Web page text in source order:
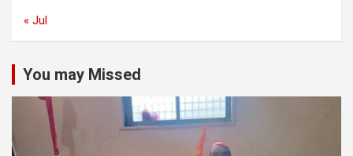
« Jul
You may Missed